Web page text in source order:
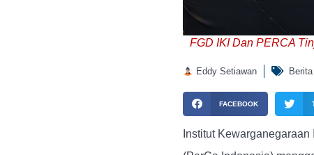
FGD IKI Dan PERCA
Eddy Setiawan Berita
FACEBOOK
Institut